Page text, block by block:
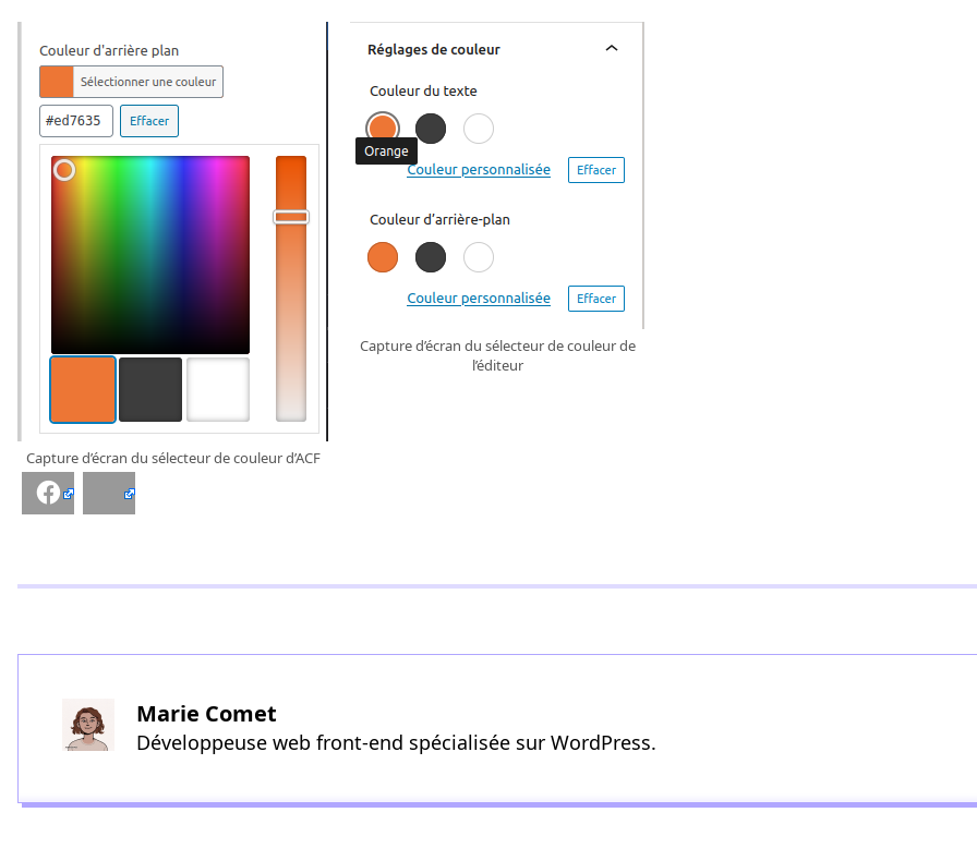
Capture d’écran du sélecteur de couleur d’ACF
Capture d’écran du sélecteur de couleur de
l’éditeur
FacebookBluesky
Marie Comet
Développeuse web front-end spécialisée sur WordPress.